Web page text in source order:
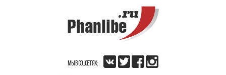
МЫ В СОЦСЕТЯХ: